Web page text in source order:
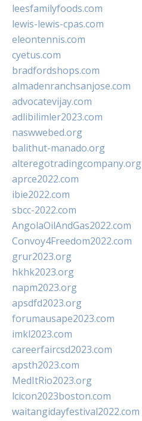
leesfamilyfoods.com
lewis-lewis-cpas.com
eleontennis.com
cyetus.com
bradfordshops.com
almadenranchsanjose.com
advocatevijay.com
adlibilimler2023.com
naswwebed.org
balithut-manado.org
alteregotradingcompany.org
aprce2022.com
ibie2022.com
sbcc-2022.com
AngolaOilAndGas2022.com
Convoy4Freedom2022.com
grur2023.org
hkhk2023.org
napm2023.org
apsdfd2023.org
forumausape2023.com
imkl2023.com
careerfaircsd2023.com
apsth2023.com
MedItRio2023.org
lcicon2023boston.com
waitangidayfestival2022.com